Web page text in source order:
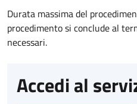
Durata massima del
procedimento si conclude al
necessari.
Accedi al